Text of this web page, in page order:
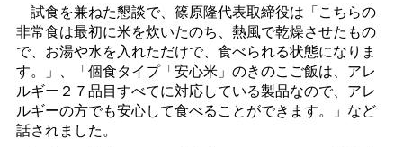
試食を兼ねた懇談で、篠原隆代表取締役は「こちらの
非常食は最初に米を炊いたのち、熱風で乾燥させたもの
で、お湯や水を入れただけで、食べられる状態になりま
す。」、「個食タイプ「安心米」のきのこご飯は、アレ
ルギー２７品目すべてに対応している製品なので、アレ
ルギーの方でも安心して食べることができます。」など
話されました。